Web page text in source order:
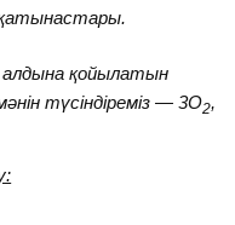
алдына қойылатын
түсіндіреміз — 3O2,